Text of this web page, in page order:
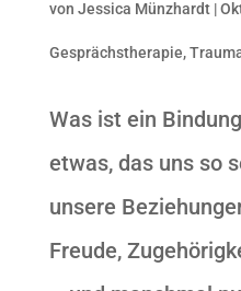
von Jessica Münzhardt|
Gesprächstherapie,
Was ist ein
etwas, das uns so
unsere
Freude,